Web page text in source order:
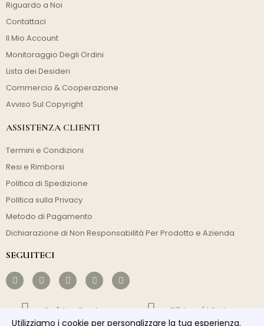
Riguardo a Noi
Contattaci
Il Mio Account
Monitoraggio Degli Ordini
Lista dei Desideri
Commercio & Cooperazione
Avviso Sul Copyright
ASSISTENZA CLIENTI
Termini e Condizioni
Resi e Rimborsi
Politica di Spedizione
Politica sulla Privacy
Metodo di Pagamento
Dichiarazione di Non Responsabilità Per Prodotto e Azienda
SEGUITECI
Spedizione Gratuita Efficienza dei Costi
Utilizziamo i cookie per personalizzare la tua esperienza.